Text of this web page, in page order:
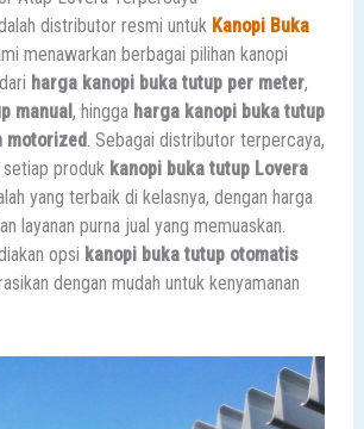
distributor resmi untuk Kanopi Buka
menawarkan berbagai pilihan kanopi
harga kanopi buka tutup per meter,
manual, hingga harga kanopi buka tutup
motorized. Sebagai distributor terpercaya,
produk kanopi buka tutup Lovera
yang terbaik di kelasnya, dengan harga
layanan purna jual yang memuaskan.
opsi kanopi buka tutup otomatis
dengan mudah untuk kenyamanan